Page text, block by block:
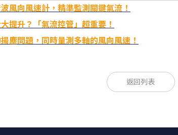
風向風速計，精準監測關鍵氣流！
提升？「氣流控管」超重要！
塵問題，同時量測多軸的風向風速！
返回列表